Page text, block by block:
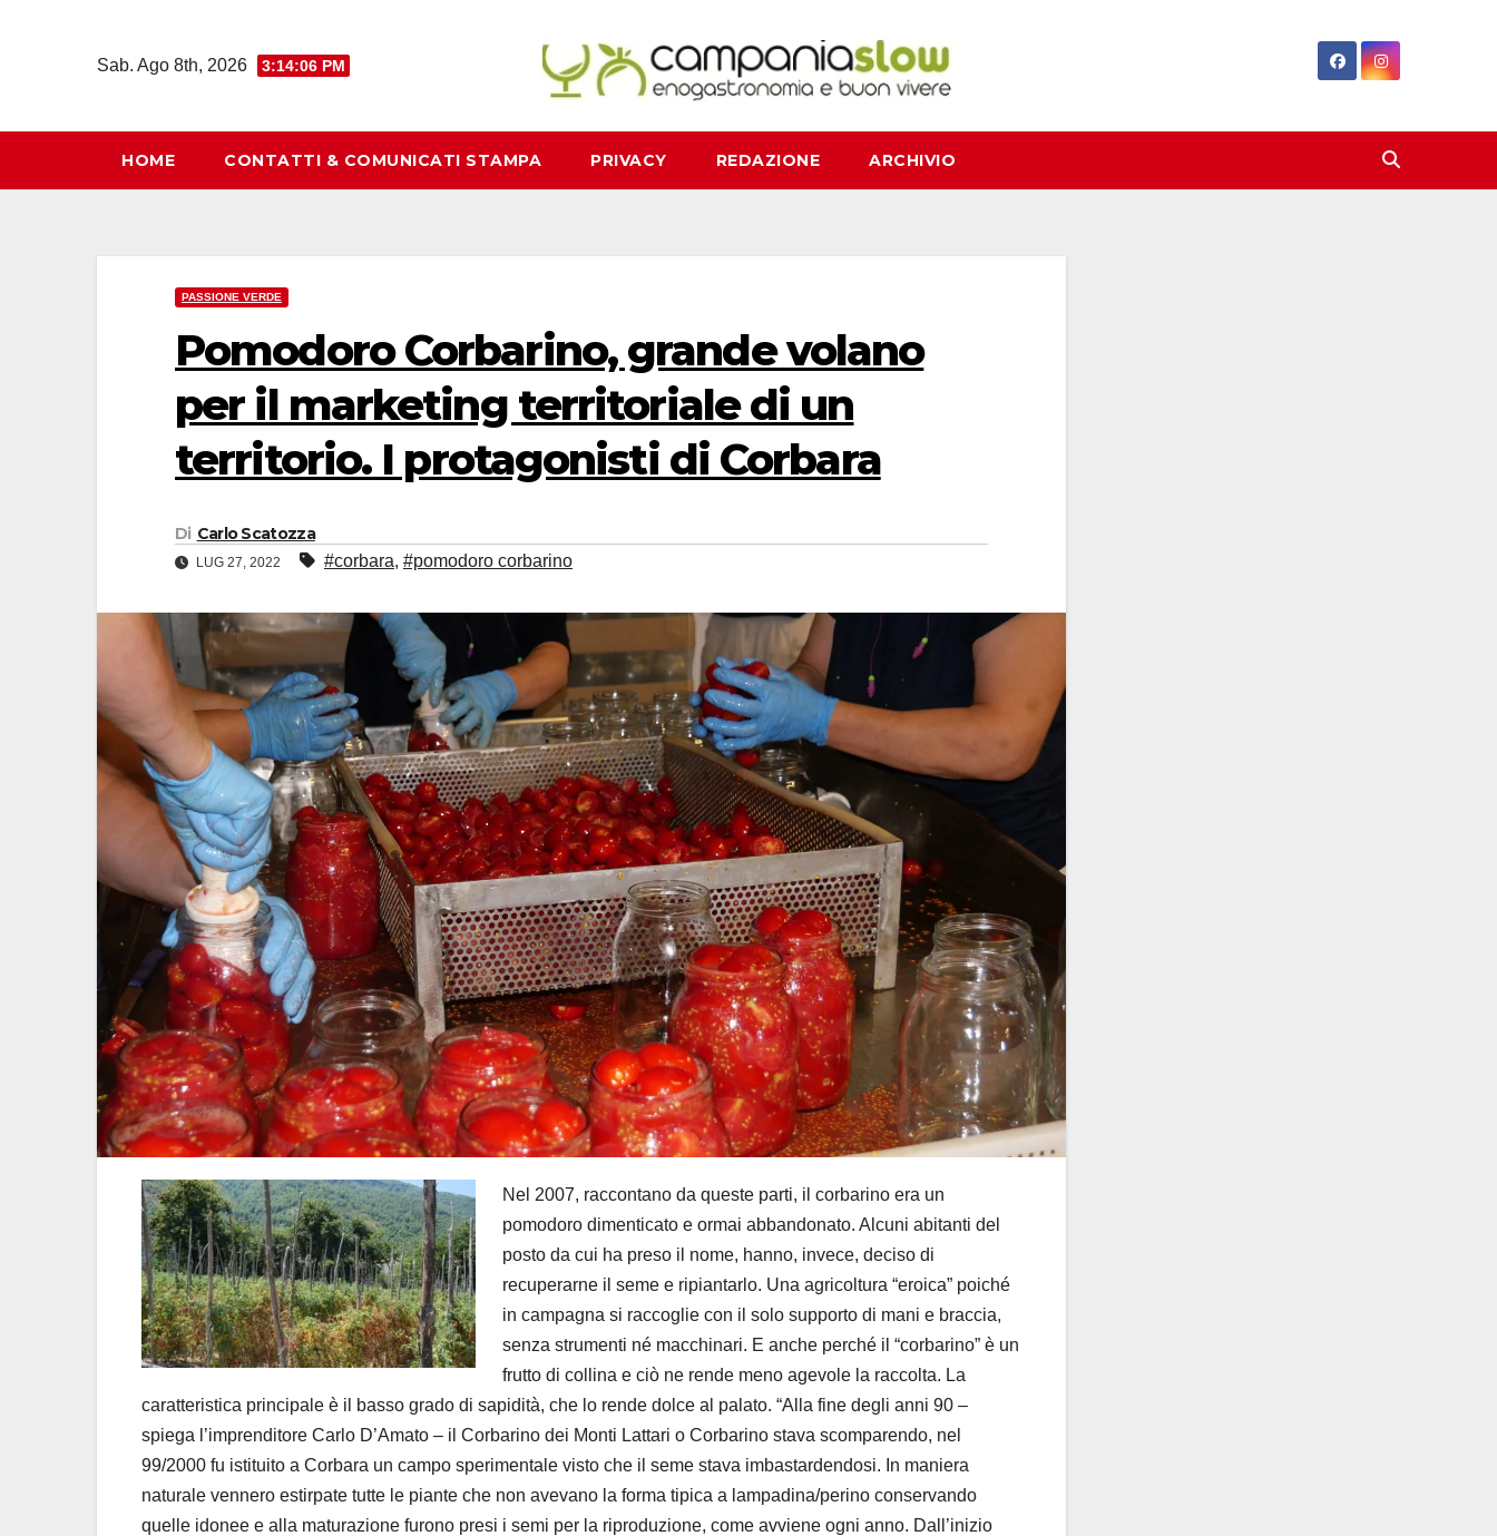
Sab. Ago 8th, 2026 3:14:08 PM
HOME CONTATTI & COMUNICATI STAMPA PRIVACY REDAZIONE ARCHIVIO
PASSIONE VERDE
Pomodoro Corbarino, grande volano
per il marketing territoriale di un
territorio. I protagonisti di Corbara
Di Carlo Scatozza
LUG 27, 2022 #corbara, #pomodoro corbarino
Nel 2007, raccontano da queste parti, il corbarino era un
pomodoro dimenticato e ormai abbandonato. Alcuni abitanti del
posto da cui ha preso il nome, hanno, invece, deciso di
recuperarne il seme e ripiantarlo. Una agricoltura “eroica” poiché
in campagna si raccoglie con il solo supporto di mani e braccia,
senza strumenti né macchinari. E anche perché il “corbarino” è un
frutto di collina e ciò ne rende meno agevole la raccolta. La
caratteristica principale è il basso grado di sapidità, che lo rende dolce al palato. “Alla fine degli anni 90 –
spiega l’imprenditore Carlo D’Amato – il Corbarino dei Monti Lattari o Corbarino stava scomparendo, nel
99/2000 fu istituito a Corbara un campo sperimentale visto che il seme stava imbastardendosi. In maniera
naturale vennero estirpate tutte le piante che non avevano la forma tipica a lampadina/perino conservando
quelle idonee e alla maturazione furono presi i semi per la riproduzione, come avviene ogni anno. Dall’inizio